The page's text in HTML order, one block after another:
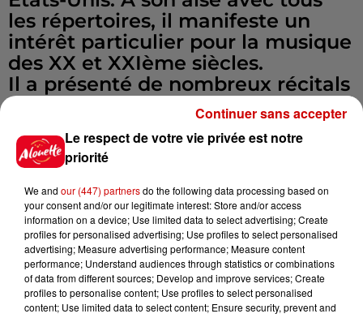
les répertoires, il manifeste un
intérêt particulier pour la musique
des XX et XXIème siècles.
Il a présenté de nombreux récitals
et a notamment eu l’occasion de
jouer à plusieurs reprises des
premières mondiales d’œuvres de
compositeurs contemporains
(Matthew Saunders, Gregory
Hutter, Michael Colgrass, Reina
Murnak, Carter Pann... ) à travers
l’Amérique du Nord.
Programme :
Le respect de votre vie privée est notre
priorité
We and our (447) partnersdo the following data processing based on
your consent and/or our legitimate interest: Store and/or access
information on a device; Use limited data to select advertising; Create
profiles for personalised advertising; Use profiles to select personalised
advertising; Measure advertising performance; Measure content
performance; Understand audiences through statistics or combinations
of data from different sources; Develop and improve services; Create
profiles to personalise content; Use profiles to select personalised
content; Use limited data to select content; Ensure security, prevent and
Continuer sans accepter